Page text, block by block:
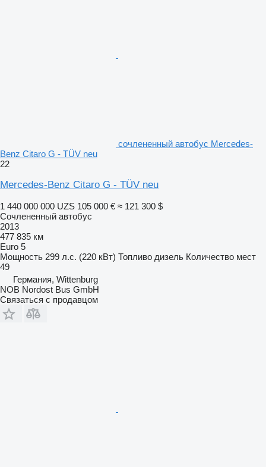
сочлененный автобус Mercedes-
Benz Citaro G - TÜV neu
22
Mercedes-Benz Citaro G - TÜV neu
1 440 000 000 UZS 105 000 € ≈ 121 300 $
Сочлененный автобус
2013
477 835 км
Euro 5
Мощность 299 л.с. (220 кВт) Топливо дизель Количество мест
49
Германия, Wittenburg
NOB Nordost Bus GmbH
Связаться с продавцом